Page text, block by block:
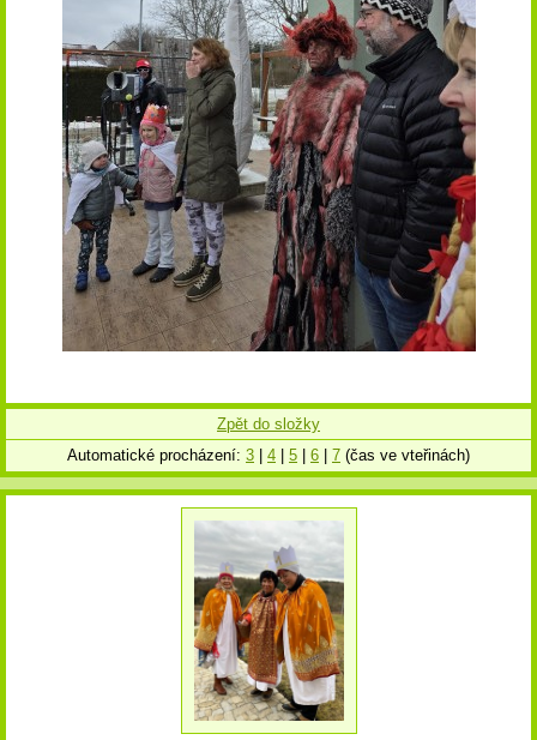
Zpět do složky
Automatické procházení: 3 4 5 6 7 (čas ve vteřinách)